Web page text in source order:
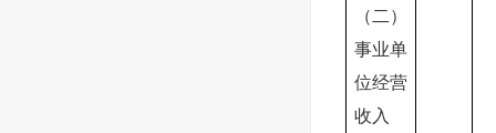
（二）
事业单
位经营
收入